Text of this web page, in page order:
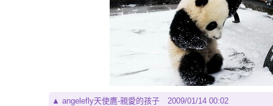
▲ angelefly天使鷹-親愛的孩子 2009/01/14 00:02